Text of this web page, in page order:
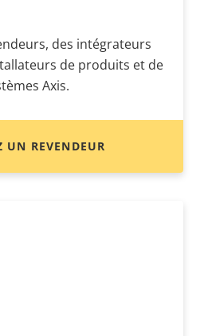
des intégrateurs
de produits et de
Axis.
UN REVENDEUR